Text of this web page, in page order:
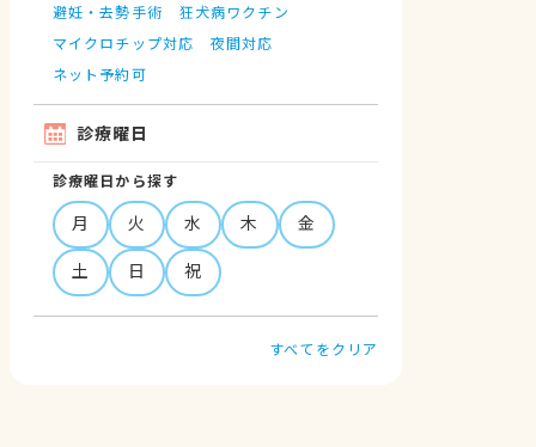
避妊・去勢手術
狂犬病ワクチン
マイクロチップ対応
夜間対応
ネット予約可
診療曜日
診療曜日から探す
月 火 水 木
金
土
日 祝
すべてをクリア